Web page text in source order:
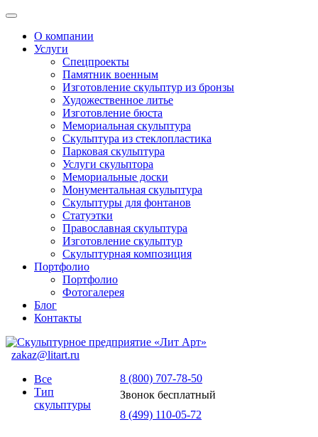
О компании
Услуги
Спецпроекты
Памятник военным
Изготовление скульптур из бронзы
Художественное литье
Изготовление бюста
Мемориальная скульптура
Скульптура из стеклопластика
Парковая скульптура
Услуги скульптора
Мемориальные доски
Монументальная скульптура
Скульптуры для фонтанов
Статуэтки
Православная скульптура
Изготовление скульптур
Скульптурная композиция
Портфолио
Портфолио
Фотогалерея
Блог
Контакты
zakaz@litart.ru
8 (800) 707-78-50
Звонок бесплатный
8 (499) 110-05-72
Все
Тип
скульптуры